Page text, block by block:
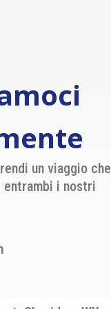
un viaggio che
i nostri